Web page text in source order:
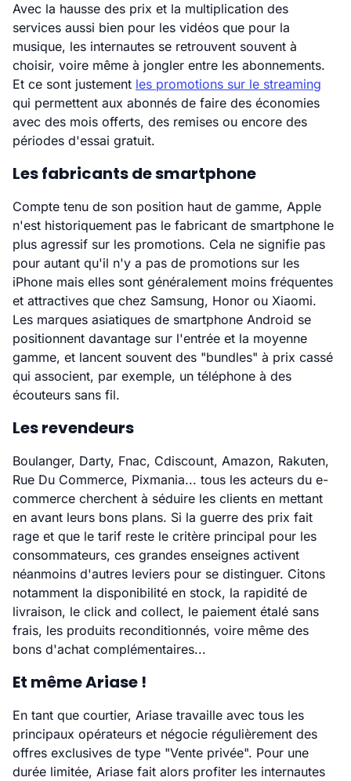
Avec la hausse des prix et la multiplication des
services aussi bien pour les vidéos que pour la
musique, les internautes se retrouvent souvent à
choisir, voire même à jongler entre les abonnements.
Et ce sont justement les promotions sur le streaming
qui permettent aux abonnés de faire des économies
avec des mois offerts, des remises ou encore des
périodes d'essai gratuit.
Les fabricants de smartphone
Compte tenu de son position haut de gamme, Apple
n'est historiquement pas le fabricant de smartphone le
plus agressif sur les promotions. Cela ne signifie pas
pour autant qu'il n'y a pas de promotions sur les
iPhone mais elles sont généralement moins fréquentes
et attractives que chez Samsung, Honor ou Xiaomi.
Les marques asiatiques de smartphone Android se
positionnent davantage sur l'entrée et la moyenne
gamme, et lancent souvent des "bundles" à prix cassé
qui associent, par exemple, un téléphone à des
écouteurs sans fil.
Les revendeurs
Boulanger, Darty, Fnac, Cdiscount, Amazon, Rakuten,
Rue Du Commerce, Pixmania... tous les acteurs du e-
commerce cherchent à séduire les clients en mettant
en avant leurs bons plans. Si la guerre des prix fait
rage et que le tarif reste le critère principal pour les
consommateurs, ces grandes enseignes activent
néanmoins d'autres leviers pour se distinguer. Citons
notamment la disponibilité en stock, la rapidité de
livraison, le click and collect, le paiement étalé sans
frais, les produits reconditionnés, voire même des
bons d'achat complémentaires...
Et même Ariase !
En tant que courtier, Ariase travaille avec tous les
principaux opérateurs et négocie régulièrement des
offres exclusives de type "Vente privée". Pour une
durée limitée, Ariase fait alors profiter les internautes